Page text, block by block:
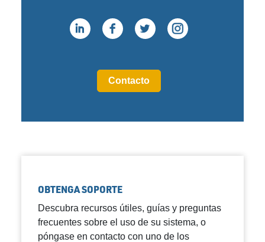
Contacto
OBTENGA SOPORTE
Descubra recursos útiles, guías y preguntas
frecuentes sobre el uso de su sistema, o
póngase en contacto con uno de los